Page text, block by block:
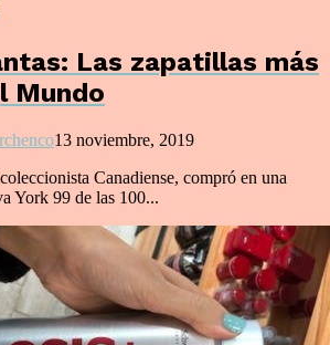
Las zapatillas más
Mundo
13 noviembre, 2019
Canadiense, compró en una
York 99 de las 100...